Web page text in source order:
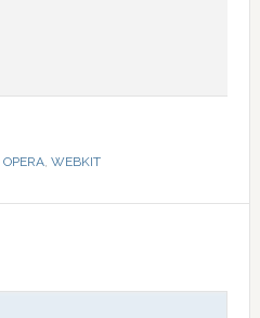
OPERA, WEBKIT